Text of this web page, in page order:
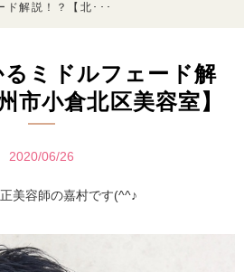
ド解説！？【北･･･
るミドルフェード解
市小倉北区美容室】
2020/06/26
美容師の嘉村です(^^♪